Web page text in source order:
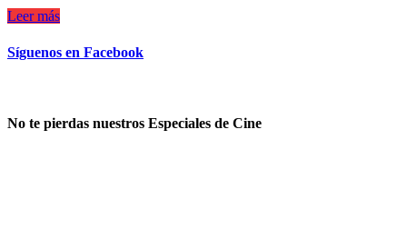
Leer más
Síguenos en Facebook
No te pierdas nuestros Especiales de Cine